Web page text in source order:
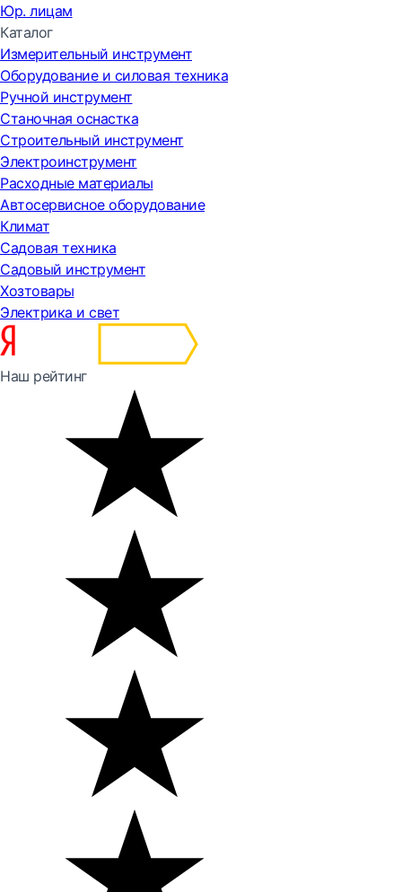
Юр. лицам
Каталог
Измерительный инструмент
Оборудование и силовая техника
Ручной инструмент
Станочная оснастка
Строительный инструмент
Электроинструмент
Расходные материалы
Автосервисное оборудование
Климат
Садовая техника
Садовый инструмент
Хозтовары
Электрика и свет
Наш рейтинг